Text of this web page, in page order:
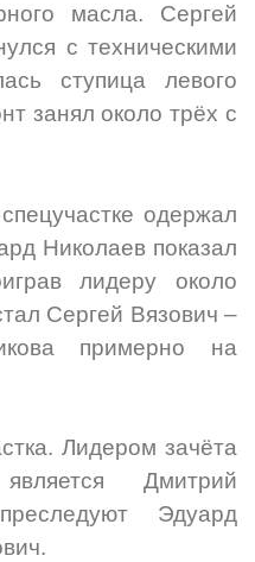
масла. Сергей
с техническими
ступица левого
занял около трёх с
одержал
Николаев показал
лидеру около
Сергей Вязович –
примерно на
Лидером зачёта
Дмитрий
Эдуард